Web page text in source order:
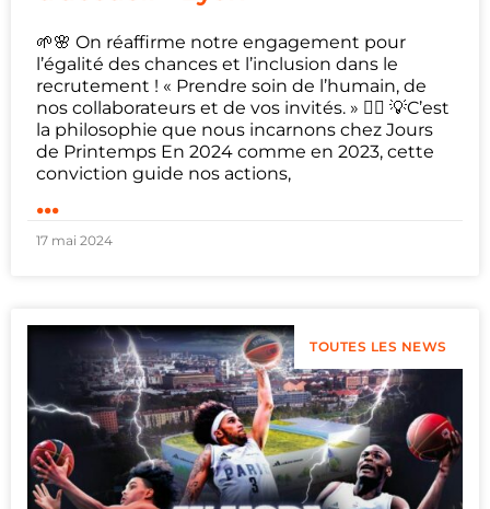
🌱🌸 On réaffirme notre engagement pour
l’égalité des chances et l’inclusion dans le
recrutement ! « Prendre soin de l’humain, de
nos collaborateurs et de vos invités. » 👇🏼 💡C’est
la philosophie que nous incarnons chez Jours
de Printemps En 2024 comme en 2023, cette
conviction guide nos actions,
...
17 mai 2024
TOUTES LES NEWS